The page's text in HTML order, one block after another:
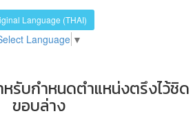
Language (THAI)
Language ▼
หรับกำหนดตำแหน่งตรึงไว้ชิด
ขอบล่าง